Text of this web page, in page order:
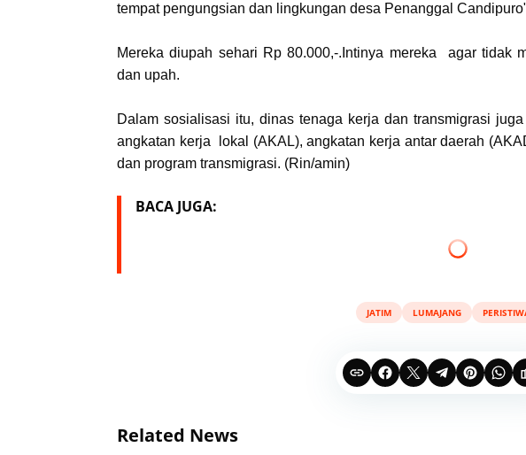
tempat pengungsian dan lingkungan desa Penanggal
Mereka diupah sehari Rp 80.000,-.Intinya mereka agar tidak
dan upah.
Dalam sosialisasi itu, dinas tenaga kerja dan transmigrasi
angkatan kerja lokal (AKAL), angkatan kerja antar daerah
dan program transmigrasi. (Rin/amin)
BACA JUGA:
JATIM LUMAJANG
Related News